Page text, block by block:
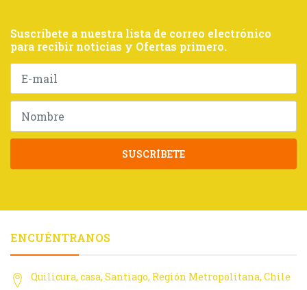
Suscríbete a nuestra lista de correo electrónico
para recibir noticias y Ofertas primero.
SUSCRÍBETE
ENCUÉNTRANOS
Quilicura, casa, Santiago, Región Metropolitana, Chile